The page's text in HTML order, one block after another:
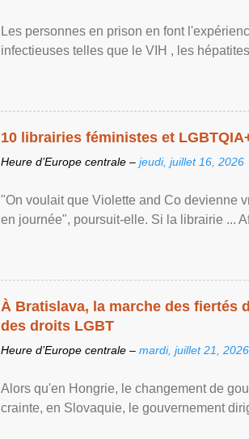
Les personnes en prison en font
infectieuses telles que le VIH , les
10 librairies féministes et
Heure d’Europe centrale – jeudi, juillet 16, 2026
"On voulait que Violette and Co devienne
en journée", poursuit-elle. Si la librairie ...
À Bratislava, la marche des fiertés
des droits LGBT
Heure d’Europe centrale – mardi, juillet 21, 2026
Alors qu'en Hongrie, le changement de
crainte, en Slovaquie, le gouvernement